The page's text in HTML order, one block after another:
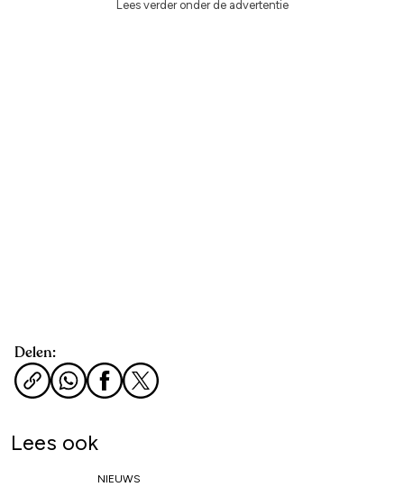
Lees verder onder de advertentie
Delen:
Lees ook
NIEUWS